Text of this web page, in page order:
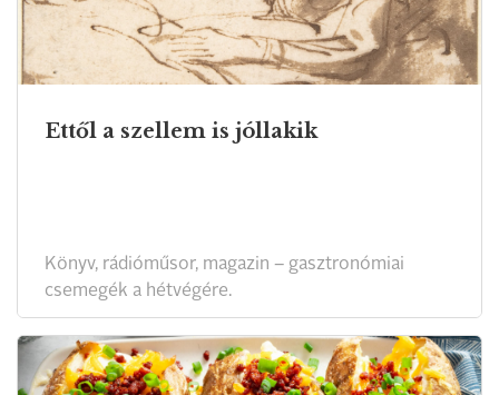
Ettől a szellem is jóllakik
Könyv, rádióműsor, magazin – gasztronómiai
csemegék a hétvégére.